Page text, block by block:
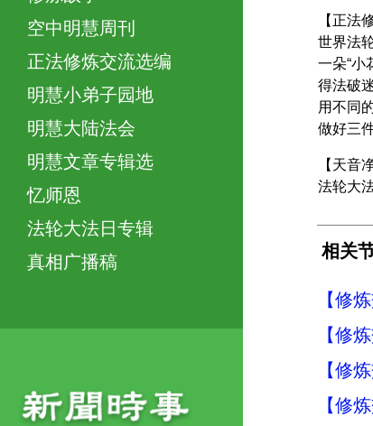
空中明慧周刊
正法修炼交流选编
明慧小弟子园地
明慧大陆法会
明慧文章专辑选
忆师恩
法轮大法日专辑
真相广播稿
【正法
世界法
一朵“小
得法破
用不同
做好三
【天音
法轮大
相关
【修
【修
【修
【修